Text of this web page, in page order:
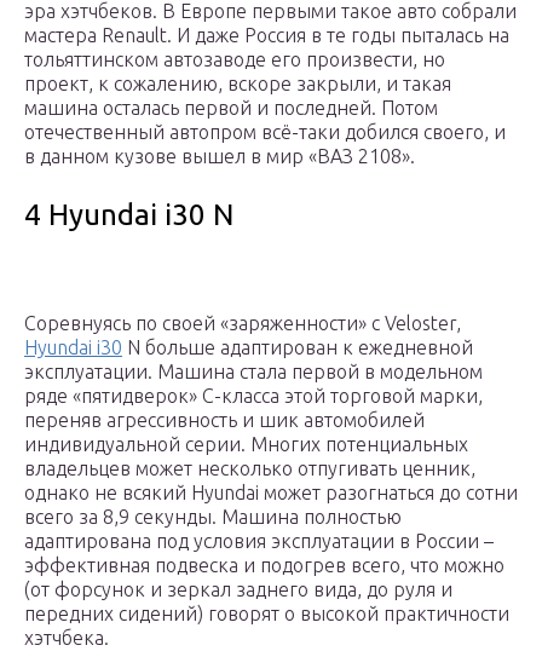
эра хэтчбеков. В Европе первыми такое авто собрали
мастера Renault. И даже Россия в те годы пыталась на
тольяттинском автозаводе его произвести, но
проект, к сожалению, вскоре закрыли, и такая
машина осталась первой и последней. Потом
отечественный автопром всё-таки добился своего, и
в данном кузове вышел в мир «ВАЗ 2108».
4 Hyundai i30 N
Соревнуясь по своей «заряженности» с Veloster,
Hyundai i30 N больше адаптирован к ежедневной
эксплуатации. Машина стала первой в модельном
ряде «пятидверок» С-класса этой торговой марки,
переняв агрессивность и шик автомобилей
индивидуальной серии. Многих потенциальных
владельцев может несколько отпугивать ценник,
однако не всякий Hyundai может разогнаться до сотни
всего за 8,9 секунды. Машина полностью
адаптирована под условия эксплуатации в России –
эффективная подвеска и подогрев всего, что можно
(от форсунок и зеркал заднего вида, до руля и
передних сидений) говорят о высокой практичности
хэтчбека.